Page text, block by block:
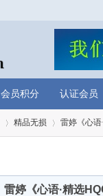
会员积分 认证会员
精品无损
›
雷婷《心语
雷婷《心语·精选